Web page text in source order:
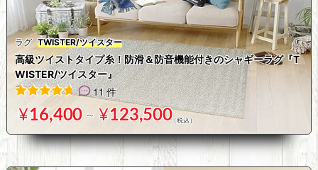
ラグ TWISTER/ツイスター
高級ツイストタイプ糸！防滑＆防音機能付きのシャギーラグ『T
WISTER/ツイスター』
11
件の利用者評価に基づく5段階評価のうち、4.73
11 件
¥16,400 ～ ¥123,500